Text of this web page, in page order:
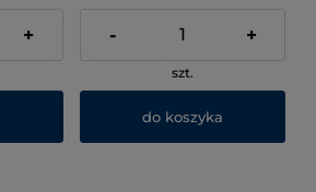
+ - +
szt.
do koszyka